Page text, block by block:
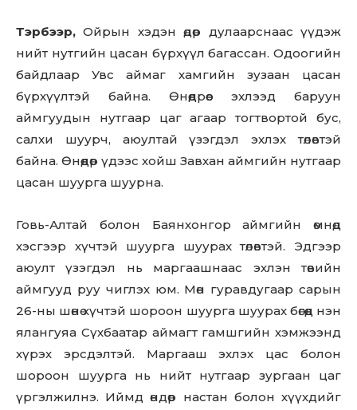
Тэрбээр,Ойрын хэдэн өдөр дулаарснаас үүдэж
нийт нутгийн цасан бүрхүүл багассан. Одоогийн
байдлаар Увс аймаг хамгийн зузаан цасан
бүрхүүлтэй байна. Өнөөдрөөс эхлээд баруун
аймгуудын нутгаар цаг агаар тогтвортой бус,
салхи шуурч, аюултай үзэгдэл эхлэх төлөвтэй
байна. Өнөөдөр үдээс хойш Завхан аймгийн нутгаар
цасан шуурга шуурна.
Говь-Алтай болон Баянхонгор аймгийн өмнөд
хэсгээр хүчтэй шуурга шуурах төлөвтэй. Эдгээр
аюулт үзэгдэл нь маргаашнаас эхлэн төвийн
аймгууд руу чиглэх юм. Мөн гуравдугаар сарын
26-ны шөнө хүчтэй шороон шуурга шуурах бөгөөд нэн
ялангуяа Сүхбаатар аймагт гамшгийн хэмжээнд
хүрэх эрсдэлтэй. Маргааш эхлэх цас болон
шороон шуурга нь нийт нутгаар зургаан цаг
үргэлжилнэ. Иймд өндөр настан болон хүүхдийг